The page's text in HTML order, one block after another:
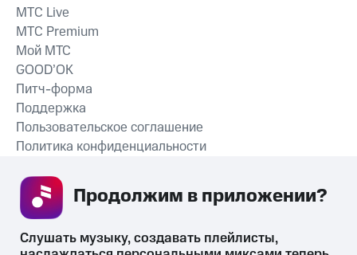
СКАЧАТЬ ПРИЛОЖЕНИЕ
MTС Live
MTС Premium
Мой МТС
GOOD’OK
Питч-форма
Поддержка
Пользовательское соглашение
Политика конфиденциальности
Слушать музыку, создавать плейлисты,